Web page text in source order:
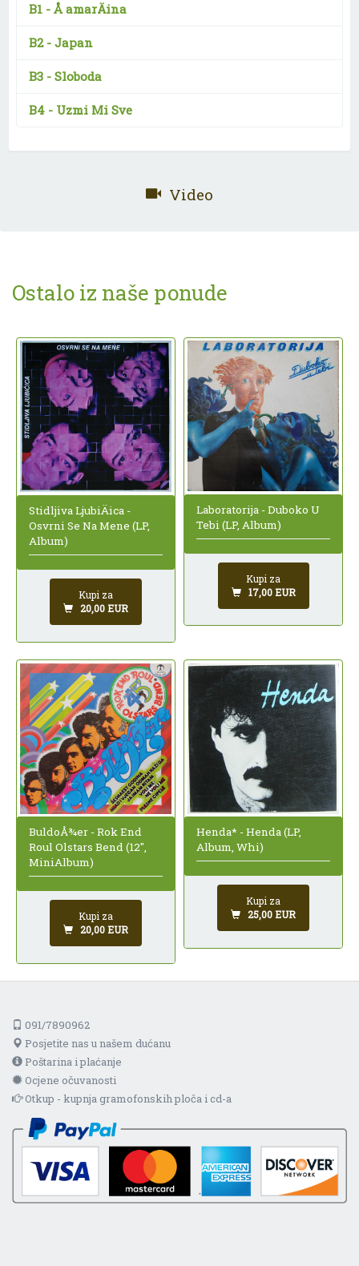
B1 - Å amarÄina
B2 - Japan
B3 - Sloboda
B4 - Uzmi Mi Sve
Video
Ostalo iz naše ponude
Stidljiva LjubiÄica -
Osvrni Se Na Mene (LP,
Album)
Kupi za
20,00 EUR
Laboratorija - Duboko U
Tebi (LP, Album)
Kupi za
17,00 EUR
BuldoÅ¾er - Rok End
Roul Olstars Bend (12",
MiniAlbum)
Kupi za
20,00 EUR
Henda* - Henda (LP,
Album, Whi)
Kupi za
25,00 EUR
091/7890962
Posjetite nas u našem dućanu
Poštarina i plaćanje
Ocjene očuvanosti
Otkup - kupnja gramofonskih ploča i cd-a